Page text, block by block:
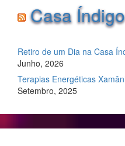
Casa Índigo
Retiro de um Dia na Casa
Junho, 2026
Terapias Energéticas
Setembro, 2025